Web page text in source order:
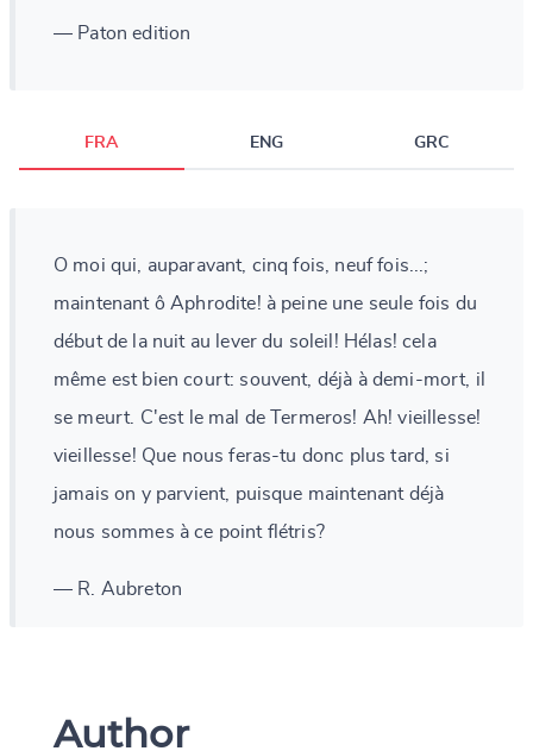
— Paton edition
FRA ENG GRC
O moi qui, auparavant, cinq fois, neuf fois...;
maintenant ô Aphrodite! à peine une seule fois du
début de la nuit au lever du soleil! Hélas! cela
même est bien court: souvent, déjà à demi-mort, il
se meurt. C'est le mal de Termeros! Ah! vieillesse!
vieillesse! Que nous feras-tu donc plus tard, si
jamais on y parvient, puisque maintenant déjà
nous sommes à ce point flétris?
— R. Aubreton
Author